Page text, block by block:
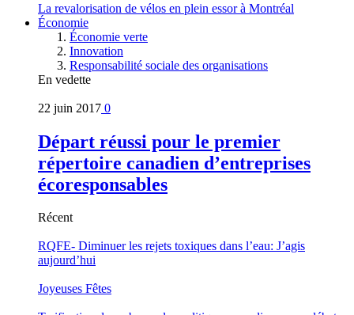
La revalorisation de vélos en plein essor à Montréal
Économie
Économie verte
Innovation
Responsabilité sociale des organisations
En vedette
22 juin 2017 0
Départ réussi pour le premier
répertoire canadien d’entreprises
écoresponsables
Récent
RQFE- Diminuer les rejets toxiques dans l’eau: J’agis
aujourd’hui
Joyeuses Fêtes